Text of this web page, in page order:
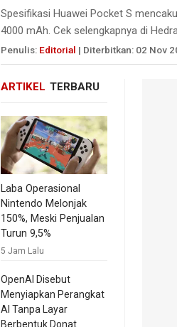
Spesifikasi Huawei Pocket S
4000 mAh. Cek selengkapnya di Hedra.
Penulis: Editorial | Diterbitkan: 02 Nov
ARTIKEL TERBARU
Laba Operasional
Nintendo Melonjak
150%, Meski Penjualan
Turun 9,5%
5 Jam Lalu
OpenAI Disebut
Menyiapkan Perangkat
AI Tanpa Layar
Berbentuk Donat